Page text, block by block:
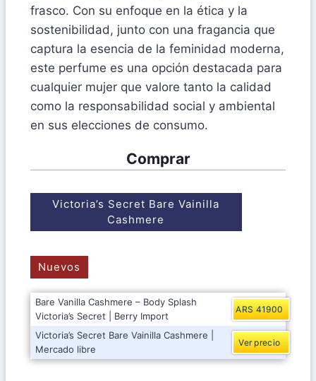
frasco. Con su enfoque en la ética y la
sostenibilidad, junto con una fragancia que
captura la esencia de la feminidad moderna,
este perfume es una opción destacada para
cualquier mujer que valore tanto la calidad
como la responsabilidad social y ambiental
en sus elecciones de consumo.
Comprar
Victoria’s Secret Bare Vainilla
Cashmere
Nuevos
Bare Vanilla Cashmere – Body Splash
Victoria’s Secret | Berry Import
ARS 41900
Victoria’s Secret Bare Vainilla Cashmere |
Mercado libre
Ver precio